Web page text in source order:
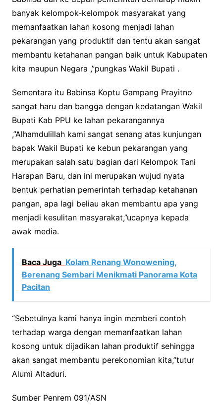
banyak kelompok-kelompok masyarakat yang
memanfaatkan lahan kosong menjadi lahan
pekarangan yang produktif dan tentu akan sangat
membantu ketahanan pangan baik untuk Kabupaten
kita maupun Negara ,”pungkas Wakil Bupati .
Sementara itu Babinsa Koptu Gampang Prayitno
sangat haru dan bangga dengan kedatangan Wakil
Bupati Kab PPU ke lahan pekarangannya
,”Alhamdulillah kami sangat senang atas kunjungan
bapak Wakil Bupati ke kebun pekarangan yang
merupakan salah satu bagian dari Kelompok Tani
Harapan Baru, dan ini merupakan wujud nyata
bentuk perhatian pemerintah terhadap ketahanan
pangan, apa lagi beliau akan membantu apa yang
menjadi kesulitan masyarakat,”ucapnya kepada
awak media.
Baca Juga Kolam Renang Wonowening,
Berenang Sembari Menikmati Panorama Kota
Pacitan
“Sebetulnya kami hanya ingin memberi contoh
terhadap warga dengan memanfaatkan lahan
kosong untuk dijadikan lahan produktif sehingga
akan sangat membantu perekonomian kita,”tutur
Alumi Altaduri.
Sumber Penrem 091/ASN